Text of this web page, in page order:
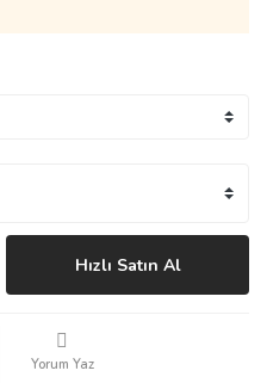
Hızlı Satın Al
Yorum Yaz